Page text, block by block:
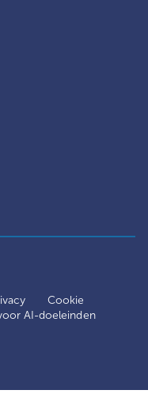
Cookie
AI-doeleinden